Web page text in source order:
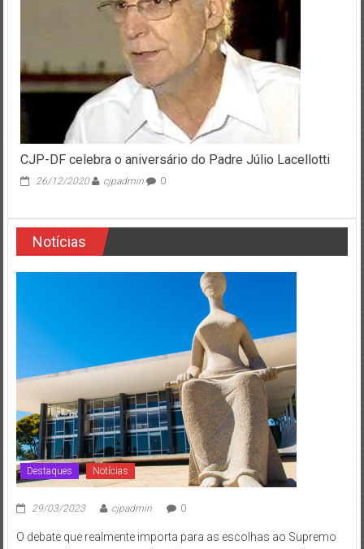
CJP-DF celebra o aniversário do Padre Júlio Lacellotti
26/12/2020 cjpadmin 0
Notícias
Destaques Notícias
29/03/2023 cjpadmin 0
O debate que realmente importa para as escolhas ao Supremo